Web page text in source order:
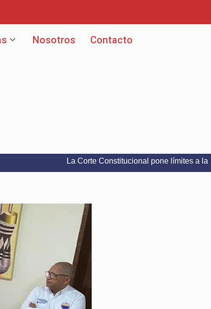
Nosotros Contacto
La Corte Constitucional pone límites a la libertad